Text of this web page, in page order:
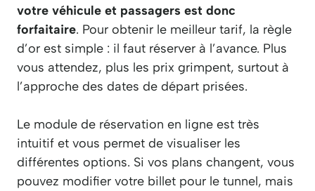
votre véhicule et passagers est donc
forfaitaire. Pour obtenir le meilleur tarif, la règle
d’or est simple : il faut réserver à l’avance. Plus
vous attendez, plus les prix grimpent, surtout à
l’approche des dates de départ prisées.
Le module de réservation en ligne est très
intuitif et vous permet de visualiser les
différentes options. Si vos plans changent, vous
pouvez modifier votre billet pour le tunnel, mais